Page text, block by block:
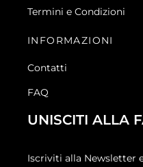
Termini e Condizioni
INFORMAZIONI
Contatti
FAQ
UNISCITI ALLA
Iscriviti alla Newsletter